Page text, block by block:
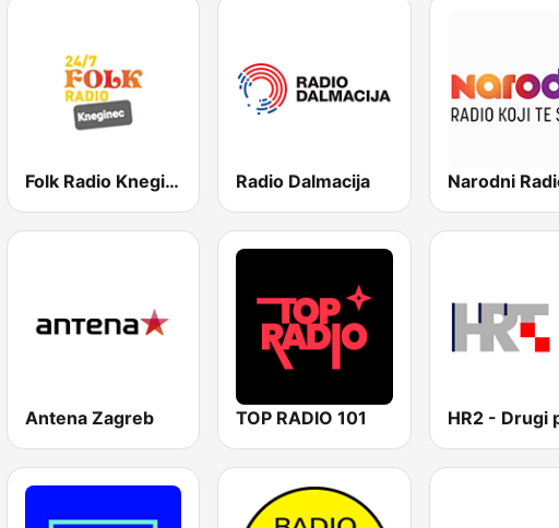
Folk Radio Kneginec Radio Dalmacija Narodni
Antena Zagreb TOP RADIO 101